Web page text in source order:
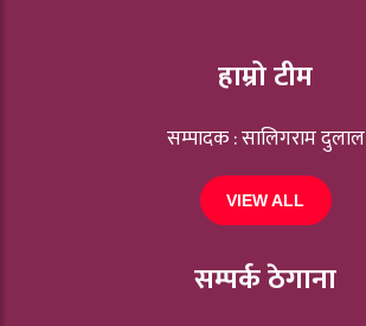
हाम्रो टीम
सम्पादक : सालिगराम दुलाल
VIEW ALL
सम्पर्क ठेगाना